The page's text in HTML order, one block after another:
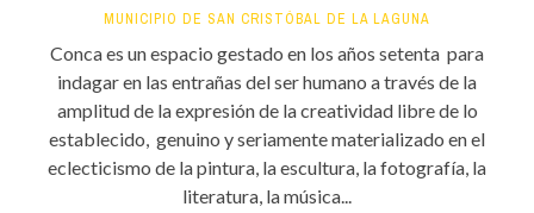
MUNICIPIO DE SAN CRISTÓBAL DE LA LAGUNA
Conca es un espacio gestado en los años setenta para
indagar en las entrañas del ser humano a través de la
amplitud de la expresión de la creatividad libre de lo
establecido, genuino y seriamente materializado en el
eclecticismo de la pintura, la escultura, la fotografía, la
literatura, la música...